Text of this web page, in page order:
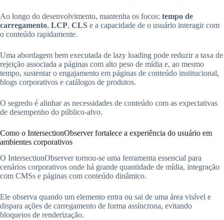
Ao longo do desenvolvimento, mantenha os focos: tempo de
carregamento, LCP, CLS e a capacidade de o usuário interagir com
o conteúdo rapidamente.
Uma abordagem bem executada de lazy loading pode reduzir a taxa de
rejeição associada a páginas com alto peso de mídia e, ao mesmo
tempo, sustentar o engajamento em páginas de conteúdo institucional,
blogs corporativos e catálogos de produtos.
O segredo é alinhar as necessidades de conteúdo com as expectativas
de desempenho do público-alvo.
Como o IntersectionObserver fortalece a experiência do usuário em
ambientes corporativos
O IntersectionObserver tornou-se uma ferramenta essencial para
cenários corporativos onde há grande quantidade de mídia, integração
com CMSs e páginas com conteúdo dinâmico.
Ele observa quando um elemento entra ou sai de uma área visível e
dispara ações de carregamento de forma assíncrona, evitando
bloqueios de renderização.